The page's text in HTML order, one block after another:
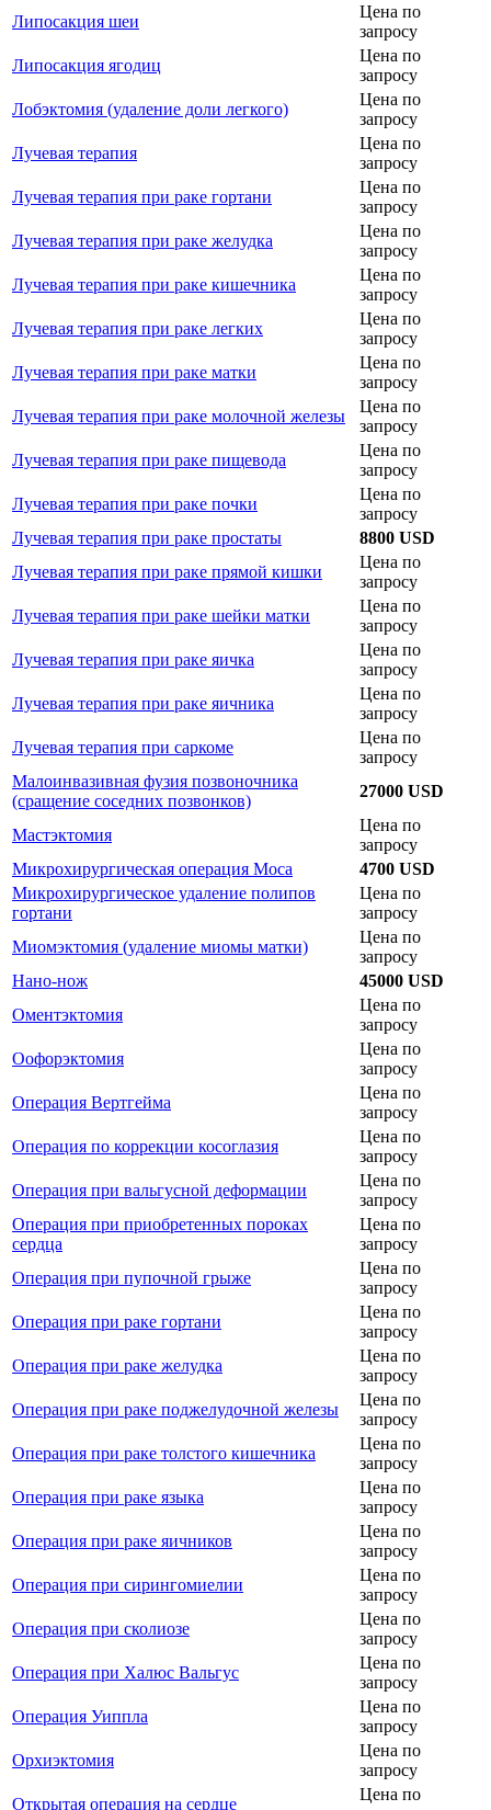
Липосакция шеи
Цена по
запросу
Липосакция ягодиц
Цена по
запросу
Лобэктомия (удаление доли легкого)
Цена по
запросу
Лучевая терапия
Цена по
запросу
Лучевая терапия при раке гортани
Цена по
запросу
Лучевая терапия при раке желудка
Цена по
запросу
Лучевая терапия при раке кишечника
Цена по
запросу
Лучевая терапия при раке легких
Цена по
запросу
Лучевая терапия при раке матки
Цена по
запросу
Лучевая терапия при раке молочной железы
Цена по
запросу
Лучевая терапия при раке пищевода
Цена по
запросу
Лучевая терапия при раке почки
Цена по
запросу
Лучевая терапия при раке простаты
8800 USD
Лучевая терапия при раке прямой кишки
Цена по
запросу
Лучевая терапия при раке шейки матки
Цена по
запросу
Лучевая терапия при раке яичка
Цена по
запросу
Лучевая терапия при раке яичника
Цена по
запросу
Лучевая терапия при саркоме
Цена по
запросу
Малоинвазивная фузия позвоночника
(сращение соседних позвонков)
27000 USD
Мастэктомия
Цена по
запросу
Микрохирургическая операция Моса
4700 USD
Микрохирургическое удаление полипов
гортани
Цена по
запросу
Миомэктомия (удаление миомы матки)
Цена по
запросу
Нано-нож
45000 USD
Оментэктомия
Цена по
запросу
Оофорэктомия
Цена по
запросу
Операция Вертгейма
Цена по
запросу
Операция по коррекции косоглазия
Цена по
запросу
Операция при вальгусной деформации
Цена по
запросу
Операция при приобретенных пороках
сердца
Цена по
запросу
Операция при пупочной грыже
Цена по
запросу
Операция при раке гортани
Цена по
запросу
Операция при раке желудка
Цена по
запросу
Операция при раке поджелудочной железы
Цена по
запросу
Операция при раке толстого кишечника
Цена по
запросу
Операция при раке языка
Цена по
запросу
Операция при раке яичников
Цена по
запросу
Операция при сирингомиелии
Цена по
запросу
Операция при сколиозе
Цена по
запросу
Операция при Халюс Вальгус
Цена по
запросу
Операция Уиппла
Цена по
запросу
Орхиэктомия
Цена по
запросу
Открытая операция на сердце
Цена по